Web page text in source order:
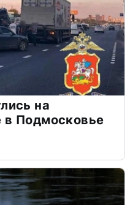
на
Подмосковье